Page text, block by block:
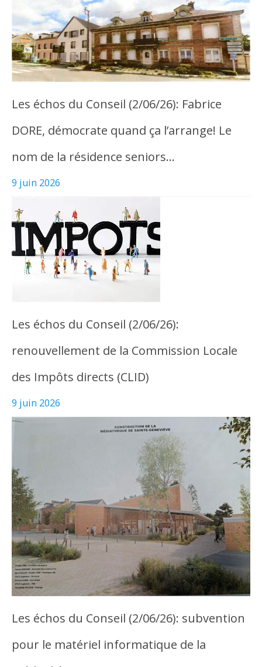
Les échos du Conseil (2/06/26): Fabrice
DORE, démocrate quand ça l’arrange! Le
nom de la résidence seniors…
9 juin 2026
Les échos du Conseil (2/06/26):
renouvellement de la Commission Locale
des Impôts directs (CLID)
9 juin 2026
Les échos du Conseil (2/06/26): subvention
pour le matériel informatique de la